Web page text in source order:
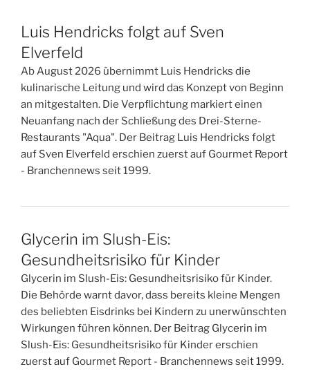
Luis Hendricks folgt auf Sven
Elverfeld
Ab August 2026 übernimmt Luis Hendricks die
kulinarische Leitung und wird das Konzept von Beginn
an mitgestalten. Die Verpflichtung markiert einen
Neuanfang nach der Schließung des Drei-Sterne-
Restaurants "Aqua". Der Beitrag Luis Hendricks folgt
auf Sven Elverfeld erschien zuerst auf Gourmet Report
- Branchennews seit 1999.
Glycerin im Slush-Eis:
Gesundheitsrisiko für Kinder
Glycerin im Slush-Eis: Gesundheitsrisiko für Kinder.
Die Behörde warnt davor, dass bereits kleine Mengen
des beliebten Eisdrinks bei Kindern zu unerwünschten
Wirkungen führen können. Der Beitrag Glycerin im
Slush-Eis: Gesundheitsrisiko für Kinder erschien
zuerst auf Gourmet Report - Branchennews seit 1999.